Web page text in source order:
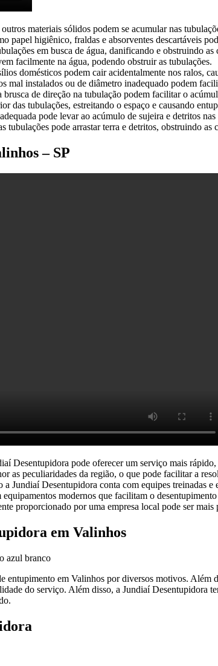
materiais sólidos podem se acumular nas
papel higiênico, fraldas e absorventes descartáveis
em busca de água, danificando e obstruindo as
facilmente na água, podendo obstruir as tubulações.
domésticos podem cair acidentalmente nos ralos,
mal instalados ou de diâmetro inadequado podem
brusca de direção na tubulação podem facilitar o
das tubulações, estreitando o espaço e causando
pode levar ao acúmulo de sujeira e detritos nas
tubulações pode arrastar terra e detritos, obstruindo as
– SP
Desentupidora pode oferecer um serviço mais
as peculiaridades da região, o que pode facilitar a
Jundiaí Desentupidora conta com equipes treinadas e
equipamentos modernos que facilitam o
proporcionado por uma empresa local pode ser mais
em Valinhos
entupimento em Valinhos por diversos motivos.
do serviço. Além disso, a Jundiaí Desentupidora